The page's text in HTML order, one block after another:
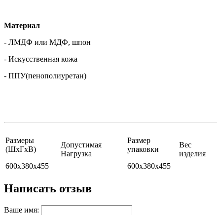
Материал
- ЛМДФ или МДФ, шпон
- Искусственная кожа
- ППУ(пенополиуретан)
Размеры
(ШхГхВ)
600x380x455
Допустимая
Нагрузка
Размер
упаковки
600x380x455
Вес
изделия
Написать отзыв
Ваше имя: